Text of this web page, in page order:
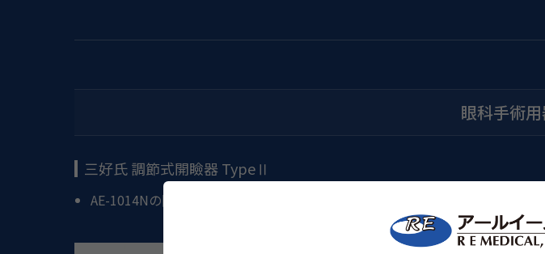
眼科手術
三好氏 調節式開瞼器 TypeⅡ
AE-1014Nの固定力を上げるためにブレード部分を深くしました。